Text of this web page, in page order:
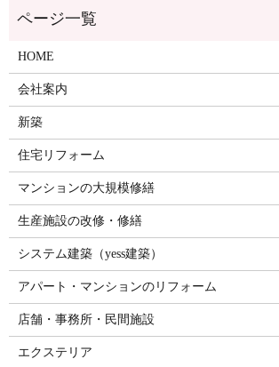
HOME
会社案内
新築
住宅リフォーム
マンションの大規模修繕
生産施設の改修・修繕
システム建築（yess建築）
アパート・マンションのリフォーム
店舗・事務所・民間施設
エクステリア